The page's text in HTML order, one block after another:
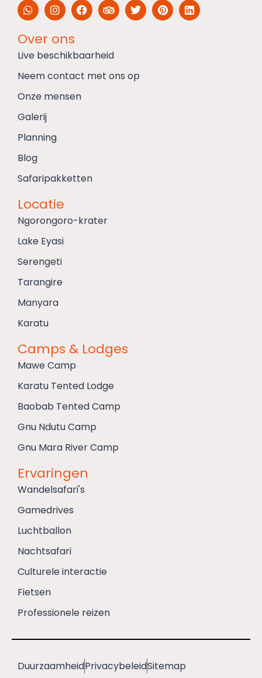
Over ons
Live beschikbaarheid
Neem contact met ons op
Onze mensen
Galerij
Planning
Blog
Safaripakketten
Locatie
Ngorongoro-krater
Lake Eyasi
Serengeti
Tarangire
Manyara
Karatu
Camps & Lodges
Mawe Camp
Karatu Tented Lodge
Baobab Tented Camp
Gnu Ndutu Camp
Gnu Mara River Camp
Ervaringen
Wandelsafari's
Gamedrives
Luchtballon
Nachtsafari
Culturele interactie
Fietsen
Professionele reizen
DuurzaamheidPrivacybeleidSitemap